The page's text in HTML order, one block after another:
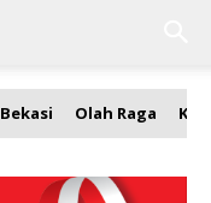
Bekasi Olah Raga